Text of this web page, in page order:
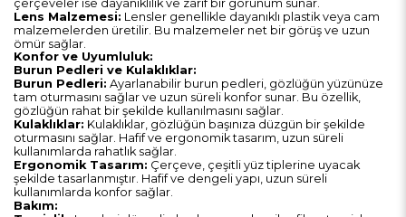
çerçeveler ise dayanıklılık ve zarif bir görünüm sunar.
Lens Malzemesi: Lensler genellikle dayanıklı plastik veya cam
malzemelerden üretilir. Bu malzemeler net bir görüş ve uzun
ömür sağlar.
Konfor ve Uyumluluk:
Burun Pedleri ve Kulaklıklar:
Burun Pedleri: Ayarlanabilir burun pedleri, gözlüğün yüzünüze
tam oturmasını sağlar ve uzun süreli konfor sunar. Bu özellik,
gözlüğün rahat bir şekilde kullanılmasını sağlar.
Kulaklıklar: Kulaklıklar, gözlüğün başınıza düzgün bir şekilde
oturmasını sağlar. Hafif ve ergonomik tasarım, uzun süreli
kullanımlarda rahatlık sağlar.
Ergonomik Tasarım: Çerçeve, çeşitli yüz tiplerine uyacak
şekilde tasarlanmıştır. Hafif ve dengeli yapı, uzun süreli
kullanımlarda konfor sağlar.
Bakım: